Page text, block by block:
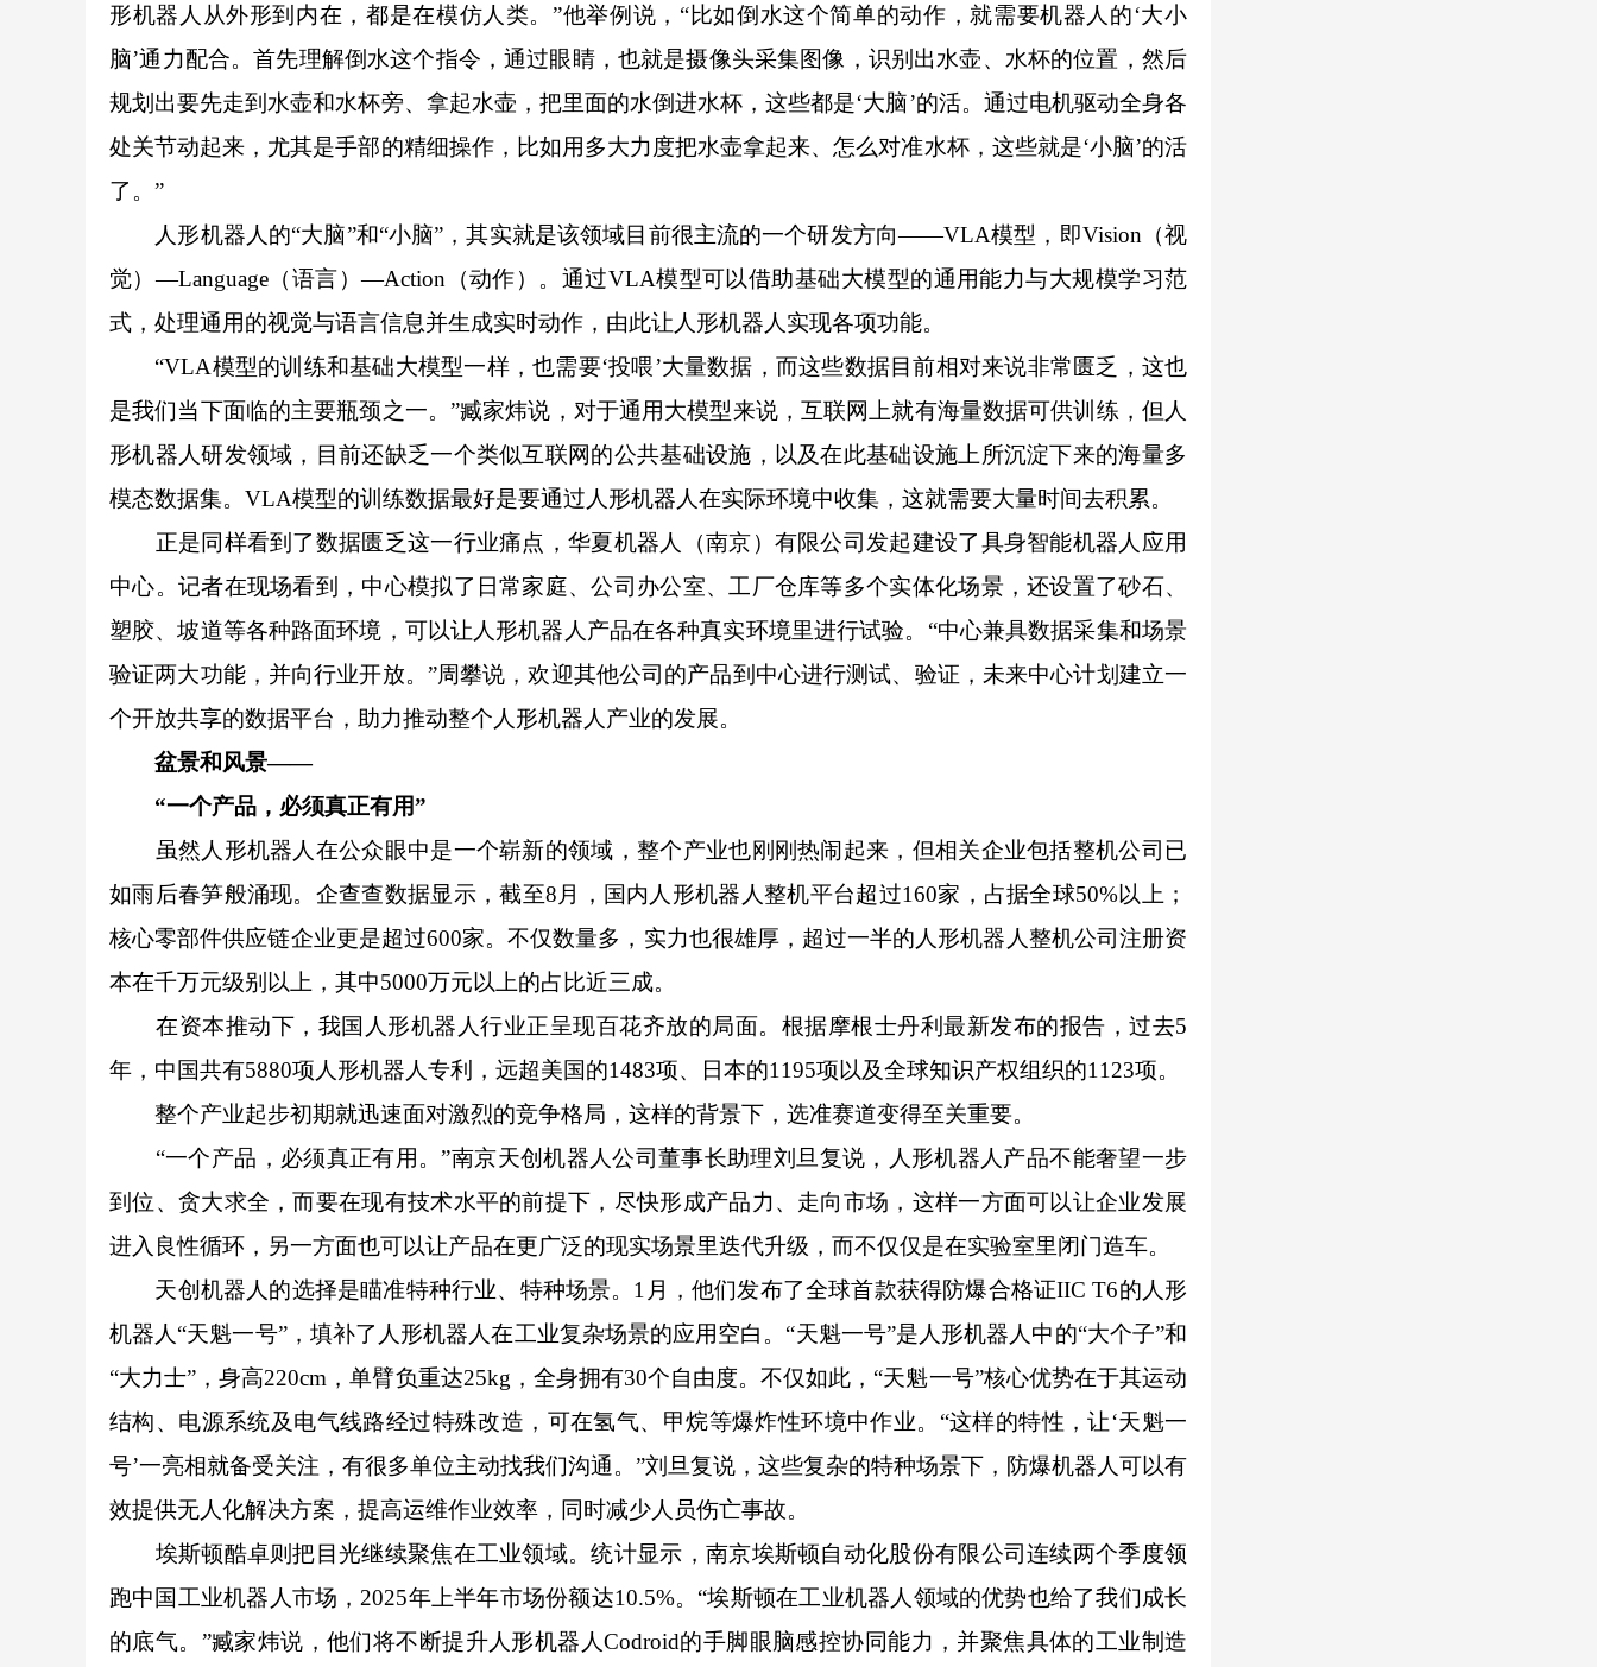
形机器人从外形到内在，都是在模仿人类。”他举例说，“比如倒水这个简单的动作，就需要机器人的‘大小
脑’通力配合。首先理解倒水这个指令，通过眼睛，也就是摄像头采集图像，识别出水壶、水杯的位置，然后
规划出要先走到水壶和水杯旁、拿起水壶，把里面的水倒进水杯，这些都是‘大脑’的活。通过电机驱动全身各
处关节动起来，尤其是手部的精细操作，比如用多大力度把水壶拿起来、怎么对准水杯，这些就是‘小脑’的活
了。”
人形机器人的“大脑”和“小脑”，其实就是该领域目前很主流的一个研发方向——VLA模型，即Vision（视
觉）—Language（语言）—Action（动作）。通过VLA模型可以借助基础大模型的通用能力与大规模学习范
式，处理通用的视觉与语言信息并生成实时动作，由此让人形机器人实现各项功能。
“VLA模型的训练和基础大模型一样，也需要‘投喂’大量数据，而这些数据目前相对来说非常匮乏，这也
是我们当下面临的主要瓶颈之一。”臧家炜说，对于通用大模型来说，互联网上就有海量数据可供训练，但人
形机器人研发领域，目前还缺乏一个类似互联网的公共基础设施，以及在此基础设施上所沉淀下来的海量多
模态数据集。VLA模型的训练数据最好是要通过人形机器人在实际环境中收集，这就需要大量时间去积累。
正是同样看到了数据匮乏这一行业痛点，华夏机器人（南京）有限公司发起建设了具身智能机器人应用
中心。记者在现场看到，中心模拟了日常家庭、公司办公室、工厂仓库等多个实体化场景，还设置了砂石、
塑胶、坡道等各种路面环境，可以让人形机器人产品在各种真实环境里进行试验。“中心兼具数据采集和场景
验证两大功能，并向行业开放。”周攀说，欢迎其他公司的产品到中心进行测试、验证，未来中心计划建立一
个开放共享的数据平台，助力推动整个人形机器人产业的发展。
盆景和风景——
“一个产品，必须真正有用”
虽然人形机器人在公众眼中是一个崭新的领域，整个产业也刚刚热闹起来，但相关企业包括整机公司已
如雨后春笋般涌现。企查查数据显示，截至8月，国内人形机器人整机平台超过160家，占据全球50%以上；
核心零部件供应链企业更是超过600家。不仅数量多，实力也很雄厚，超过一半的人形机器人整机公司注册资
本在千万元级别以上，其中5000万元以上的占比近三成。
在资本推动下，我国人形机器人行业正呈现百花齐放的局面。根据摩根士丹利最新发布的报告，过去5
年，中国共有5880项人形机器人专利，远超美国的1483项、日本的1195项以及全球知识产权组织的1123项。
整个产业起步初期就迅速面对激烈的竞争格局，这样的背景下，选准赛道变得至关重要。
“一个产品，必须真正有用。”南京天创机器人公司董事长助理刘旦复说，人形机器人产品不能奢望一步
到位、贪大求全，而要在现有技术水平的前提下，尽快形成产品力、走向市场，这样一方面可以让企业发展
进入良性循环，另一方面也可以让产品在更广泛的现实场景里迭代升级，而不仅仅是在实验室里闭门造车。
天创机器人的选择是瞄准特种行业、特种场景。1月，他们发布了全球首款获得防爆合格证IIC T6的人形
机器人“天魁一号”，填补了人形机器人在工业复杂场景的应用空白。“天魁一号”是人形机器人中的“大个子”和
“大力士”，身高220cm，单臂负重达25kg，全身拥有30个自由度。不仅如此，“天魁一号”核心优势在于其运动
结构、电源系统及电气线路经过特殊改造，可在氢气、甲烷等爆炸性环境中作业。“这样的特性，让‘天魁一
号’一亮相就备受关注，有很多单位主动找我们沟通。”刘旦复说，这些复杂的特种场景下，防爆机器人可以有
效提供无人化解决方案，提高运维作业效率，同时减少人员伤亡事故。
埃斯顿酷卓则把目光继续聚焦在工业领域。统计显示，南京埃斯顿自动化股份有限公司连续两个季度领
跑中国工业机器人市场，2025年上半年市场份额达10.5%。“埃斯顿在工业机器人领域的优势也给了我们成长
的底气。”臧家炜说，他们将不断提升人形机器人Codroid的手脚眼脑感控协同能力，并聚焦具体的工业制造